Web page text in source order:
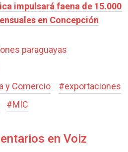
impulsará faena de 15.000
en Concepción
paraguayas
y Comercio #exportaciones
#MIC
en Voiz